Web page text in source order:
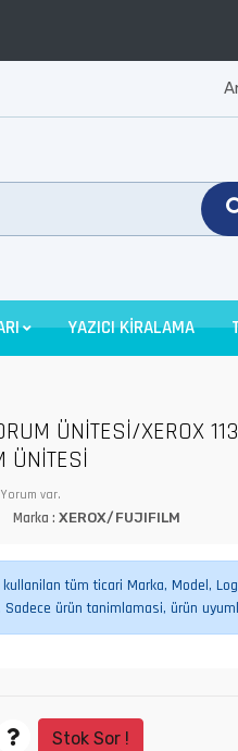
YAZICI KİRALAMA
ÜNİTESİ/XEROX
ÜNİTESİ
var.
Marka : XEROX/FUJIFILM
tüm ticari Marka, Model,
Sadece ürün tanimlamasi, ürün
Stok Sor !